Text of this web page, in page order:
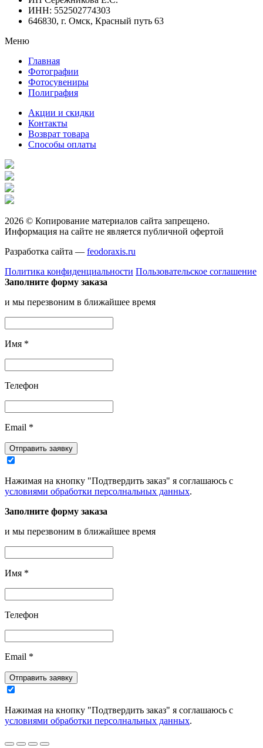
ИНН: 552502774303
646830, г. Омск, Красный путь 63
Меню
Главная
Фотографии
Фотосувениры
Полиграфия
Акции и скидки
Контакты
Возврат товара
Способы оплаты
2026 © Копирование материалов сайта запрещено.
Информация на сайте не является публичной офертой
Разработка сайта — feodoraxis.ru
Политика конфиденциальности Пользовательское соглашение
Заполните форму заказа
и мы перезвоним в ближайшее время
Имя *
Телефон
Email *
Отправить заявку
Нажимая на кнопку "Подтвердить заказ" я соглашаюсь с
условиями обработки персолнальных данных.
Заполните форму заказа
и мы перезвоним в ближайшее время
Имя *
Телефон
Email *
Отправить заявку
Нажимая на кнопку "Подтвердить заказ" я соглашаюсь с
условиями обработки персолнальных данных.